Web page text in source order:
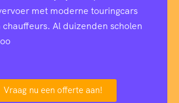
met moderne touringcars
chauffeurs. Al duizenden scholen
Vraag nu een offerte aan!